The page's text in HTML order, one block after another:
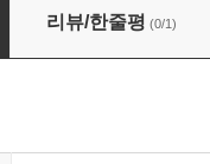
한정판) : 블루레이
리뷰/한줄평 (0/1)